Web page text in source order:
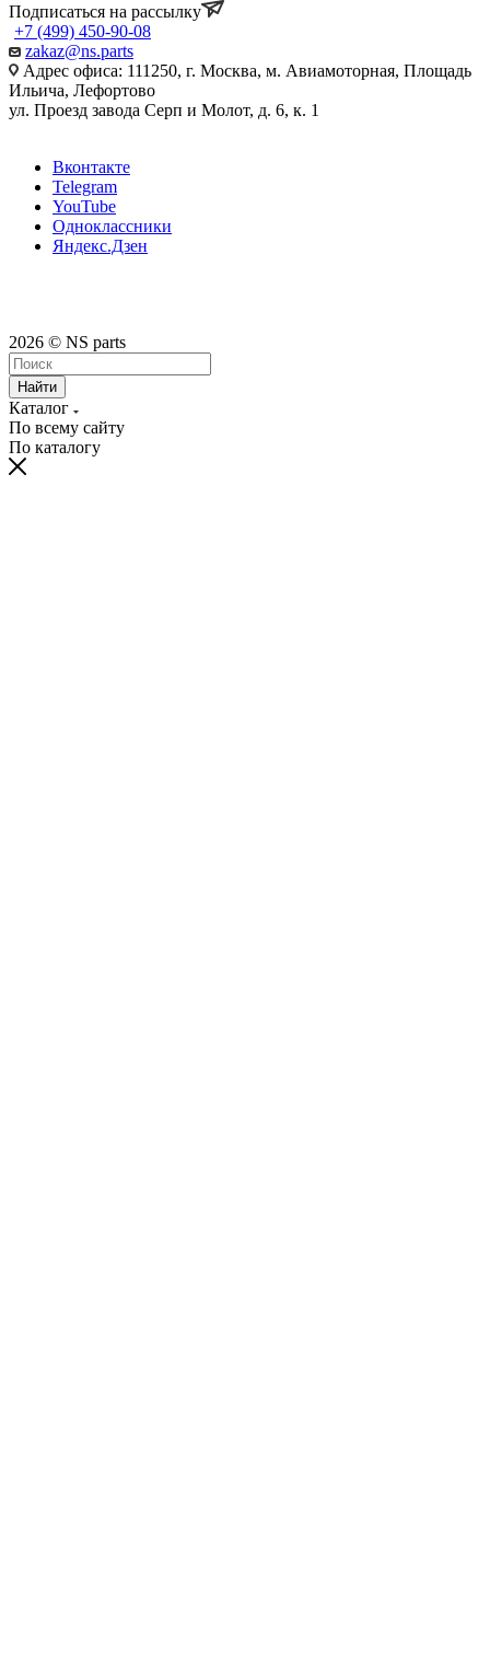
Подписаться на рассылку
+7 (499) 450-90-08
zakaz@ns.parts
Адрес офиса: 111250, г. Москва, м. Авиамоторная, Площадь
Ильича, Лефортово
ул. Проезд завода Серп и Молот, д. 6, к. 1
Вконтакте
Telegram
YouTube
Одноклассники
Яндекс.Дзен
2026 © NS parts
Найти
Каталог
По всему сайту
По каталогу